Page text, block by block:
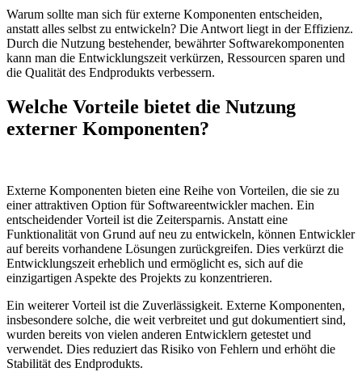
Warum sollte man sich für externe Komponenten entscheiden,
anstatt alles selbst zu entwickeln? Die Antwort liegt in der Effizienz.
Durch die Nutzung bestehender, bewährter Softwarekomponenten
kann man die Entwicklungszeit verkürzen, Ressourcen sparen und
die Qualität des Endprodukts verbessern.
Welche Vorteile bietet die Nutzung
externer Komponenten?
Externe Komponenten bieten eine Reihe von Vorteilen, die sie zu
einer attraktiven Option für Softwareentwickler machen. Ein
entscheidender Vorteil ist die Zeitersparnis. Anstatt eine
Funktionalität von Grund auf neu zu entwickeln, können Entwickler
auf bereits vorhandene Lösungen zurückgreifen. Dies verkürzt die
Entwicklungszeit erheblich und ermöglicht es, sich auf die
einzigartigen Aspekte des Projekts zu konzentrieren.
Ein weiterer Vorteil ist die Zuverlässigkeit. Externe Komponenten,
insbesondere solche, die weit verbreitet und gut dokumentiert sind,
wurden bereits von vielen anderen Entwicklern getestet und
verwendet. Dies reduziert das Risiko von Fehlern und erhöht die
Stabilität des Endprodukts.